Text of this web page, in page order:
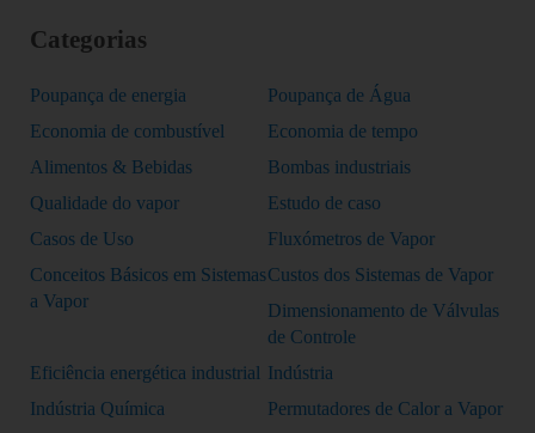
Categorias
Poupança de energia
Poupança de Água
Economia de combustível
Economia de tempo
Alimentos & Bebidas
Bombas industriais
Qualidade do vapor
Estudo de caso
Casos de Uso
Fluxómetros de Vapor
Conceitos Básicos em Sistemas
a Vapor
Custos dos Sistemas de Vapor
Dimensionamento de Válvulas
de Controle
Eficiência energética industrial Indústria
Indústria Química
Permutadores de Calor a Vapor